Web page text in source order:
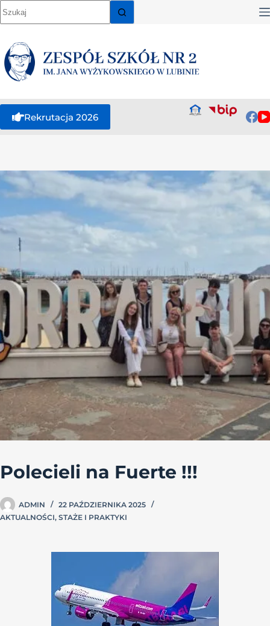
Rekrutacja 2026
Polecieli na Fuerte !!!
ADMIN
22 PAŹDZIERNIKA 2025
AKTUALNOŚCI, STAŻE I PRAKTYKI